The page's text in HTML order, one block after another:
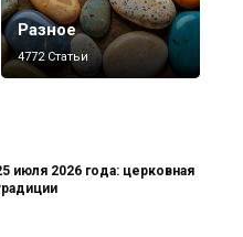
Разное
4772 Статьи
июля 2026 года: церковная